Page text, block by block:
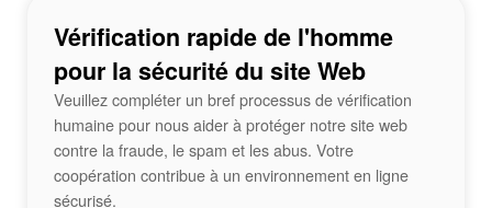
Vérification rapide de l'homme
pour la sécurité du site Web
Veuillez compléter un bref processus de vérification
humaine pour nous aider à protéger notre site web
contre la fraude, le spam et les abus. Votre
coopération contribue à un environnement en ligne
sécurisé.